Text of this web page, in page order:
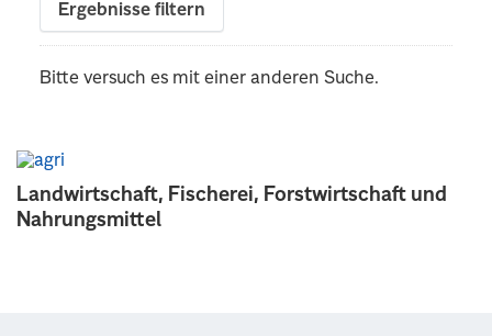
Landwirtschaft, Fischerei, Forstwirtschaft und
Nahrungsmittel
Ergebnisse filtern
Bitte versuch es mit einer anderen Suche.